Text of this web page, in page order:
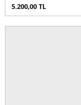
5.200,00 TL